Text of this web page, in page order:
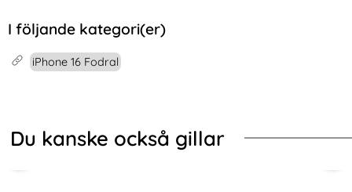
I följande kategori(er)
iPhone 16 Fodral
Du kanske också gillar